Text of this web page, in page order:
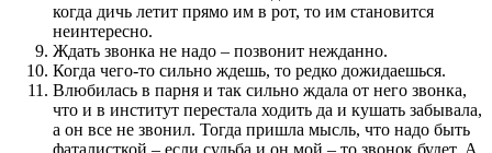
когда дичь летит прямо им в рот, то им становится
неинтересно.
Ждать звонка не надо – позвонит нежданно.
Когда чего-то сильно ждешь, то редко дожидаешься.
Влюбилась в парня и так сильно ждала от него звонка,
что и в институт перестала ходить да и кушать забывала,
а он все не звонил. Тогда пришла мысль, что надо быть